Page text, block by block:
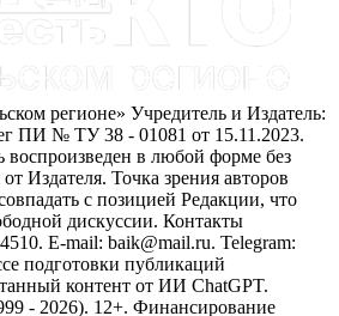
регионе» Учредитель и Издатель:
№ ТУ 38 - 01081 от 15.11.2023.
в любой форме без
Издателя. Точка зрения авторов
с позицией Редакции, что
дискуссии. Контакты
E-mail: baik@mail.ru. Telegram:
подготовки публикаций
контент от ИИ ChatGPT.
- 2026). 12+. Финансирование